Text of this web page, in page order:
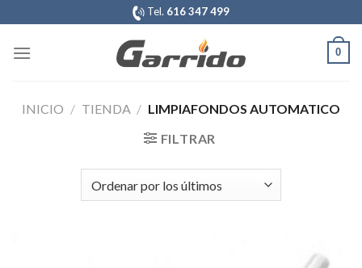
al
contenido
Tel. 616 347 499
0
INICIO / TIENDA / LIMPIAFONDOS AUTOMATICO
FILTRAR